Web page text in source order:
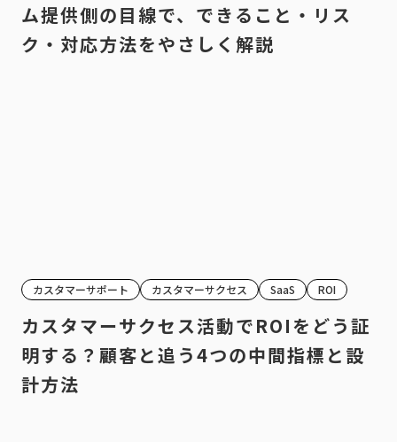
ム提供側の目線で、できること・リス
ク・対応方法をやさしく解説
カスタマーサポート カスタマーサクセス SaaS ROI
カスタマーサクセス活動でROIをどう証
明する？顧客と追う4つの中間指標と設
計方法